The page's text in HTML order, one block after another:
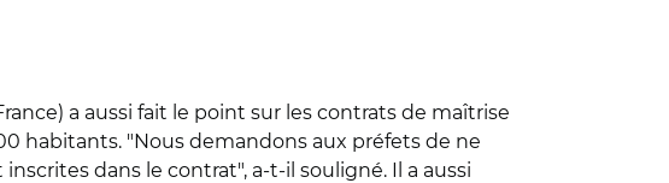
a aussi fait le point sur les contrats de maîtrise
habitants. "Nous demandons aux préfets de ne
dans le contrat", a-t-il souligné. Il a aussi